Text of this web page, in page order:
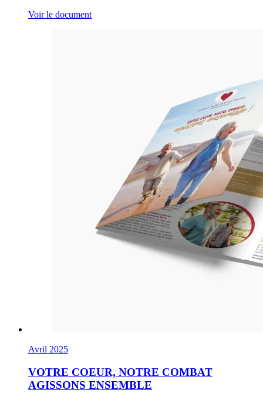
Voir le document
Avril 2025
VOTRE COEUR, NOTRE COMBAT
AGISSONS ENSEMBLE